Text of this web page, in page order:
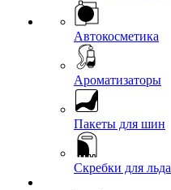
Автокосметика
Ароматизаторы
Пакеты для шин
Скребки для льда